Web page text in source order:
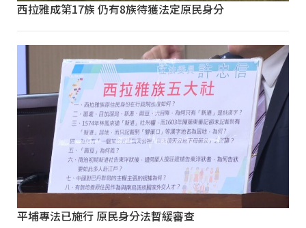
西拉雅成第17族 仍有8族待獲法定原民身分
平埔專法已施行 原民身分法暫緩審查